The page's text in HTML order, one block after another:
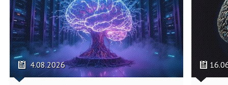
4.08.2026